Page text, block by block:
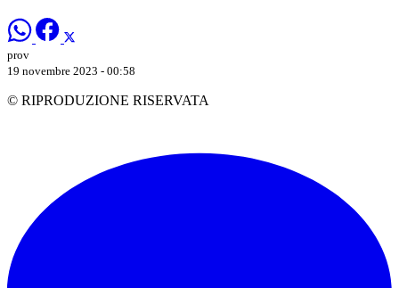
prov
19 novembre 2023 - 00:58
© RIPRODUZIONE RISERVATA